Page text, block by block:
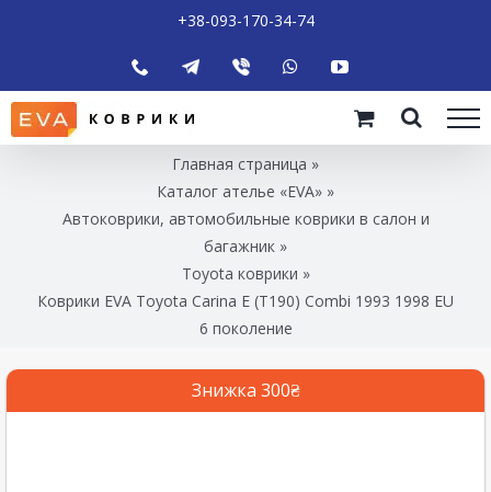
+38-093-170-34-74
Главная страница »
Каталог ателье «EVA» »
Автоковрики, автомобильные коврики в салон и
багажник »
Toyota коврики »
Коврики EVA Toyota Carina E (T190) Combi 1993 1998 EU
6 поколение
Знижка 300₴